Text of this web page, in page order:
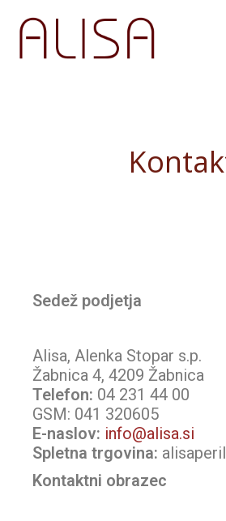
Sedež podjetja
Alisa, Alenka Stopar s.p.
Žabnica 4, 4209 Žabnica
Telefon: 04 231 44 00
GSM: 041 320605
E-naslov: info@alisa.si
Spletna trgovina:
Kontaktni obrazec